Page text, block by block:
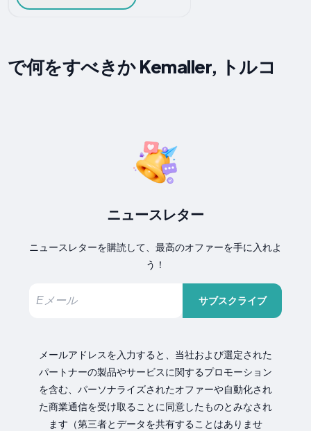
で何をすべきか Kemaller, トルコ
ニュースレター
ニュースレターを購読して、最高のオファーを手に入れよ
う！
サブスクライブ
メールアドレスを入力すると、当社および選定された
パートナーの製品やサービスに関するプロモーション
を含む、パーソナライズされたオファーや自動化され
た商業通信を受け取ることに同意したものとみなされ
ます（第三者とデータを共有することはありませ